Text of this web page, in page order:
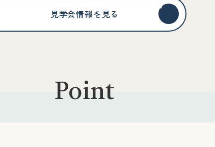
見学会情報を見る
Point